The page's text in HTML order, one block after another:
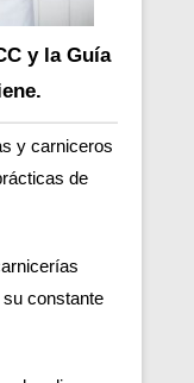
y la Guía
y carniceros
de
constante